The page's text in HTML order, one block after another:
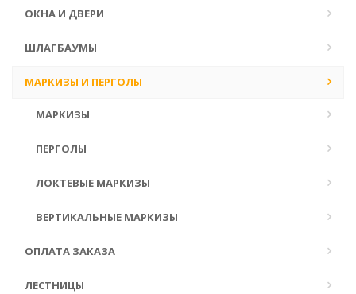
ОКНА И ДВЕРИ
ШЛАГБАУМЫ
МАРКИЗЫ И ПЕРГОЛЫ
МАРКИЗЫ
ПЕРГОЛЫ
ЛОКТЕВЫЕ МАРКИЗЫ
ВЕРТИКАЛЬНЫЕ МАРКИЗЫ
ОПЛАТА ЗАКАЗА
ЛЕСТНИЦЫ